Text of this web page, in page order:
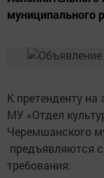
муниципального
К претенденту
МУ «Отдел
Черемшанского
предъявляются
требования: